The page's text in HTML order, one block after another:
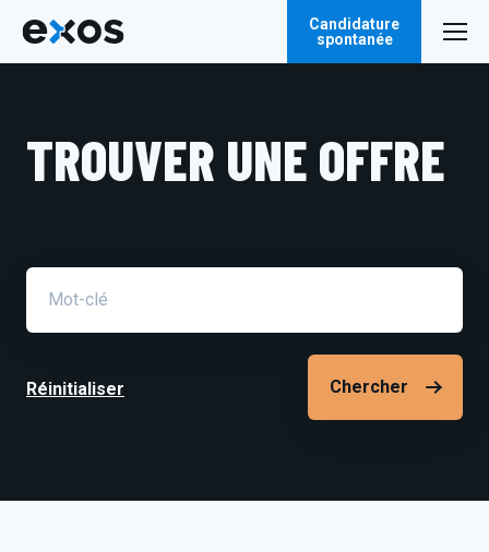
Candidature
spontanée
TROUVER UNE OFFRE
Champ
recherche
Réinitialiser